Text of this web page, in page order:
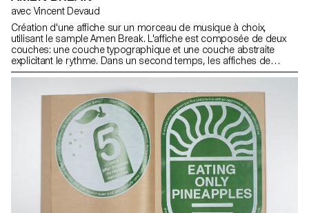
avec Vincent Devaud
Création d'une affiche sur un morceau de musique à choix,
utilisant le sample Amen Break. L'affiche est composée de deux
couches: une couche typographique et une couche abstraite
explicitant le rythme. Dans un second temps, les affiches de
chaque étudiant.e.s ont été réduites au format A5 et les couches